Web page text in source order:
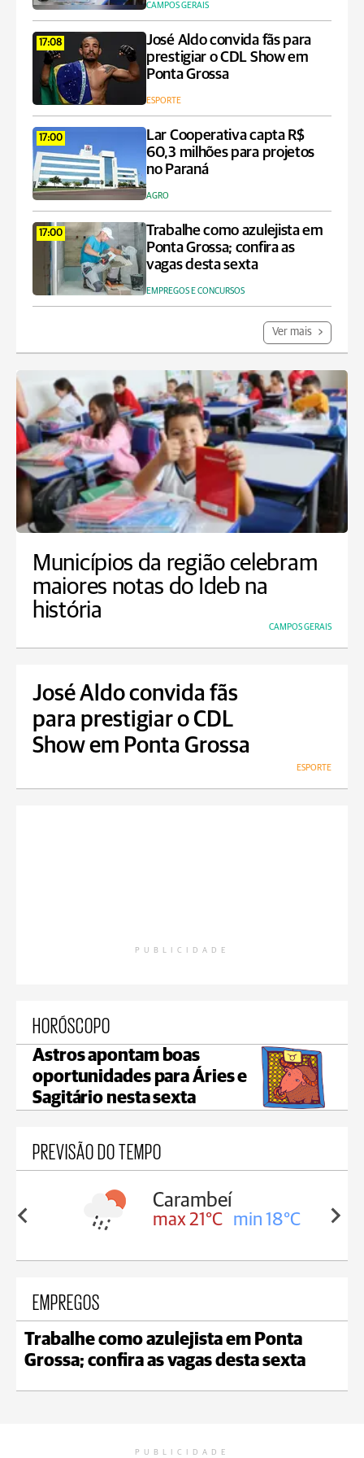
CAMPOS GERAIS
17:08
José Aldo convida fãs para
prestigiar o CDL Show em
Ponta Grossa
ESPORTE
17:00
Lar Cooperativa capta R$
60,3 milhões para projetos
no Paraná
AGRO
17:00
Trabalhe como azulejista em
Ponta Grossa; confira as
vagas desta sexta
EMPREGOS E CONCURSOS
Ver mais
Municípios da região celebram
maiores notas do Ideb na
história
CAMPOS GERAIS
José Aldo convida fãs
para prestigiar o CDL
Show em Ponta Grossa
ESPORTE
PUBLICIDADE
HORÓSCOPO
Astros apontam boas
oportunidades para Áries e
Sagitário nesta sexta
PREVISÃO DO TEMPO
18°C
Carambeí
max 21°C min 18°C
EMPREGOS
Trabalhe como azulejista em Ponta
Grossa; confira as vagas desta sexta
PUBLICIDADE